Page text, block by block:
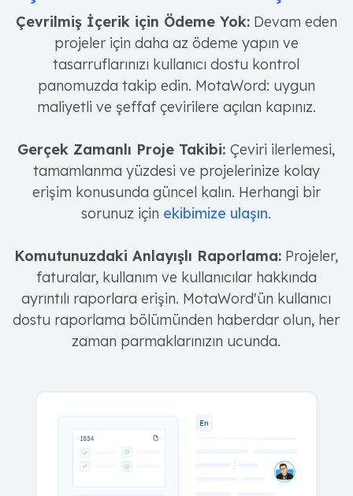
Çevrilmiş İçerik için Ödeme Yok:Devam eden
projeler için daha az ödeme yapın ve
tasarruflarınızı kullanıcı dostu kontrol
panomuzda takip edin. MotaWord: uygun
maliyetli ve şeffaf çevirilere açılan kapınız.
Gerçek Zamanlı Proje Takibi: Çeviri ilerlemesi,
tamamlanma yüzdesi ve projelerinize kolay
erişim konusunda güncel kalın. Herhangi bir
sorunuz için ekibimize ulaşın.
Komutunuzdaki Anlayışlı Raporlama: Projeler,
faturalar, kullanım ve kullanıcılar hakkında
ayrıntılı raporlara erişin. MotaWord'ün kullanıcı
dostu raporlama bölümünden haberdar olun, her
zaman parmaklarınızın ucunda.